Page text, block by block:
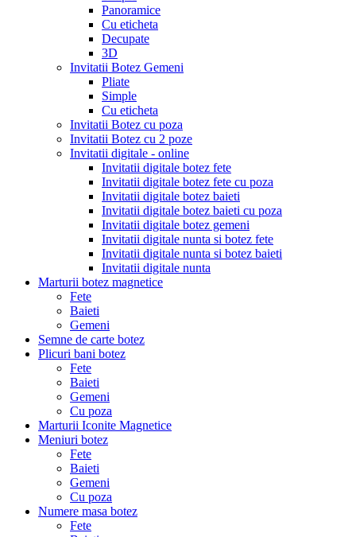
Panoramice
Cu eticheta
Decupate
3D
Invitatii Botez Gemeni
Pliate
Simple
Cu eticheta
Invitatii Botez cu poza
Invitatii Botez cu 2 poze
Invitatii digitale - online
Invitatii digitale botez fete
Invitatii digitale botez fete cu poza
Invitatii digitale botez baieti
Invitatii digitale botez baieti cu poza
Invitatii digitale botez gemeni
Invitatii digitale nunta si botez fete
Invitatii digitale nunta si botez baieti
Invitatii digitale nunta
Marturii botez magnetice
Fete
Baieti
Gemeni
Semne de carte botez
Plicuri bani botez
Fete
Baieti
Gemeni
Cu poza
Marturii Iconite Magnetice
Meniuri botez
Fete
Baieti
Gemeni
Cu poza
Numere masa botez
Fete